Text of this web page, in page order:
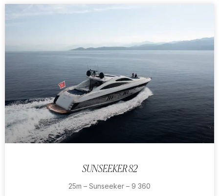
SUNSEEKER 82
25m – Sunseeker – 9 360